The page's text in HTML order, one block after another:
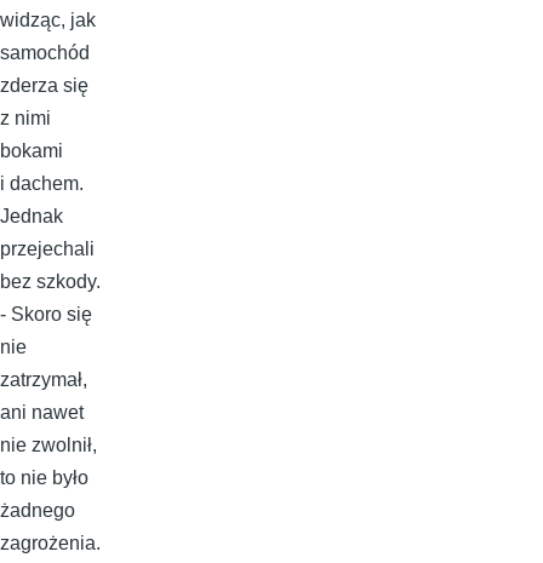
widząc, jak
samochód
zderza się
z nimi
bokami
i dachem.
Jednak
przejechali
bez szkody.
- Skoro się
nie
zatrzymał,
ani nawet
nie zwolnił,
to nie było
żadnego
zagrożenia.